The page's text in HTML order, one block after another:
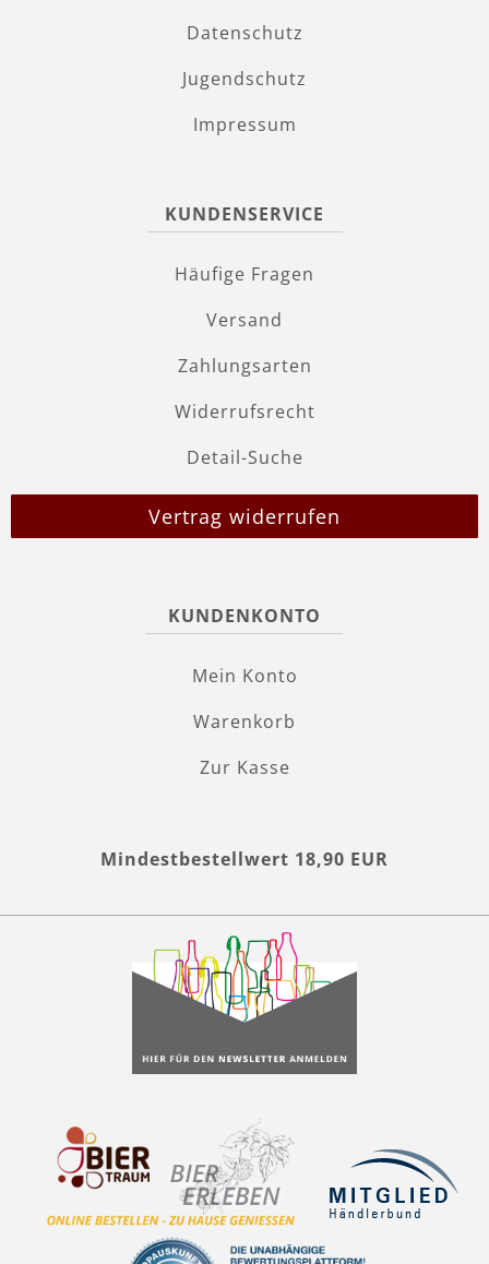
Datenschutz
Jugendschutz
Impressum
KUNDENSERVICE
Häufige Fragen
Versand
Zahlungsarten
Widerrufsrecht
Detail-Suche
Vertrag widerrufen
KUNDENKONTO
Mein Konto
Warenkorb
Zur Kasse
Mindestbestellwert 18,90 EUR